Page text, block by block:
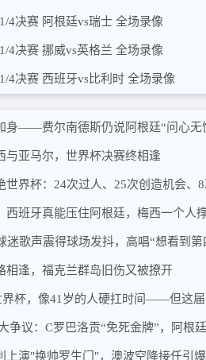
4决赛 阿根廷vs瑞士 全场录像
4决赛 挪威vs英格兰 全场录像
4决赛 西班牙vs比利时 全场录像
身——费尔南德斯仍说阿根廷“问心无
与亚马尔，世界杯决赛终相逢
世界杯：24次过人、25次创造机会、
西班牙真能压住阿根廷，梅西一个人撑
迷歌声震得球场发抖，高唱“想看到第
相逢，福克兰群岛旧伤又被撩开
界杯，像41岁的人硬扛时间——但这
争议：C罗巴洛贡“免死金牌”，阿根
上演"换帅罗生门"，澳波空降接任引